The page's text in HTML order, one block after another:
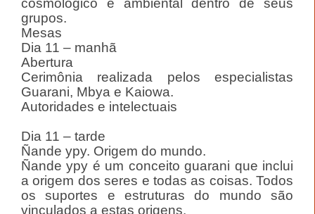
cosmológico e ambiental dentro de seus
grupos.
Mesas
Dia 11 – manhã
Abertura
Cerimônia realizada pelos especialistas
Guarani, Mbya e Kaiowa.
Autoridades e intelectuais
Dia 11 – tarde
Ñande ypy. Origem do mundo.
Ñande ypy é um conceito guarani que inclui
a origem dos seres e todas as coisas. Todos
os suportes e estruturas do mundo são
vinculados a estas origens.